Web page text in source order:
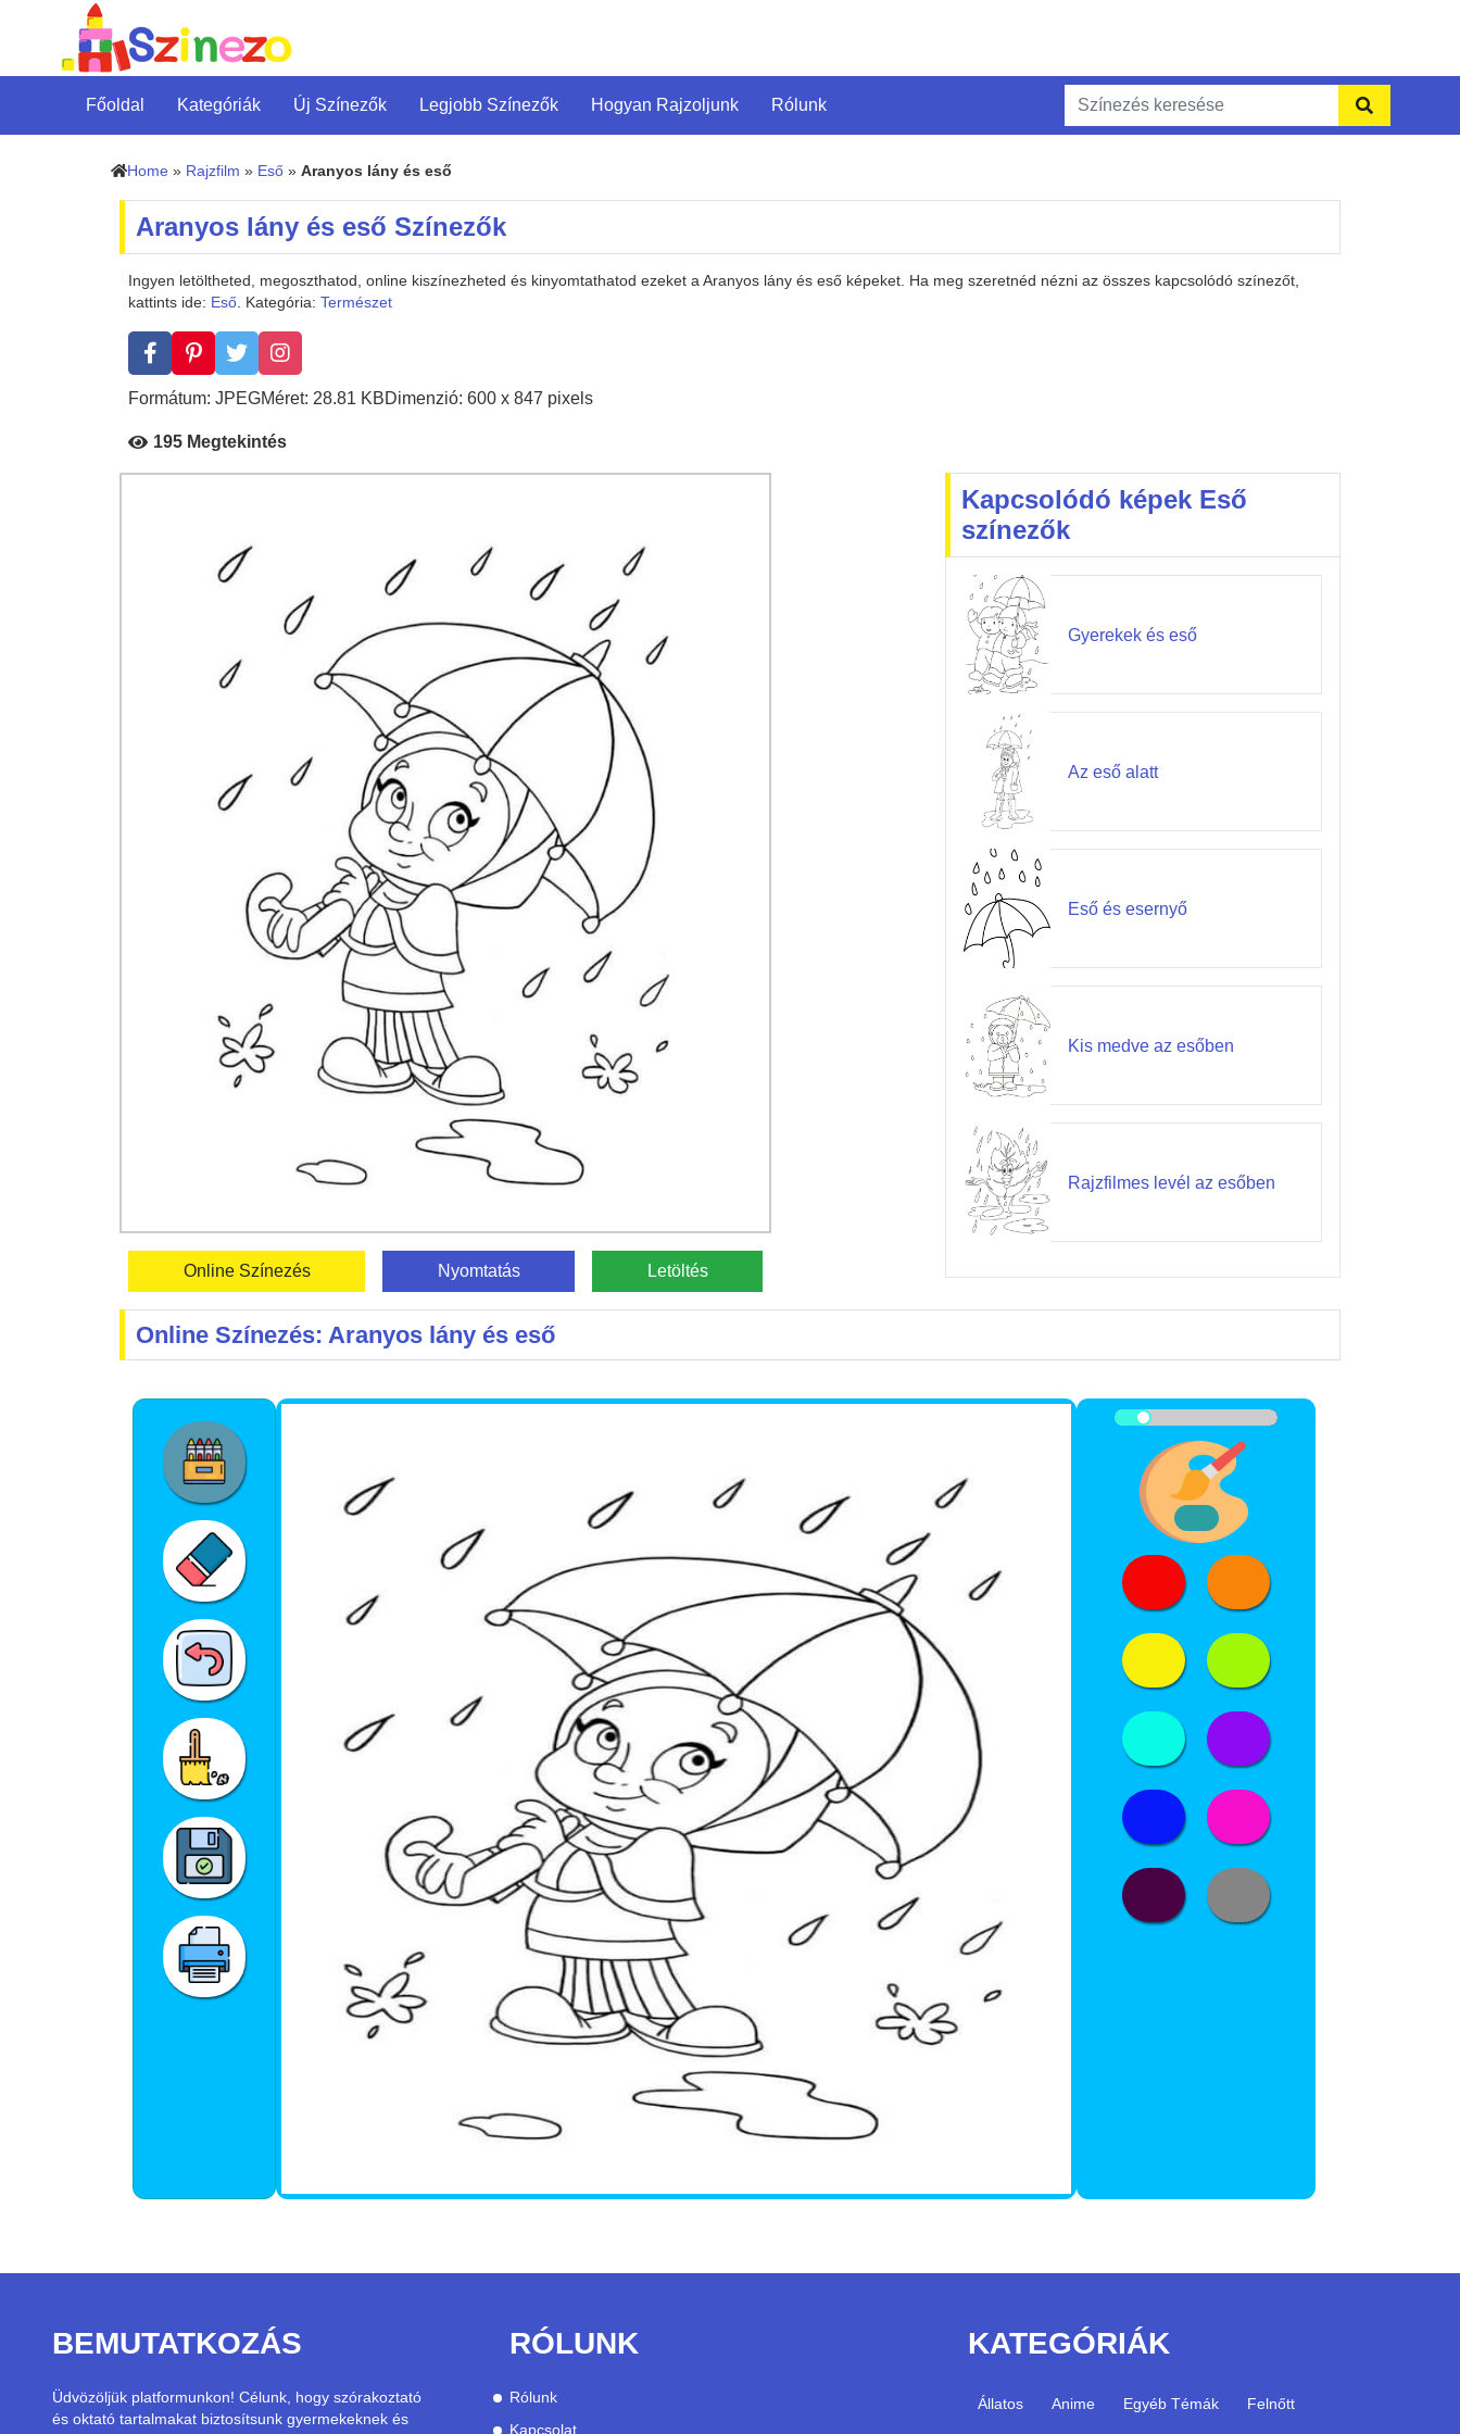
Főoldal Kategóriák Új Színezők Legjobb Színezők Hogyan Rajzoljunk Rólunk
Home » Rajzfilm » Eső » Aranyos lány és eső
Aranyos lány és eső Színezők
Ingyen letöltheted, megoszthatod, online kiszínezheted és kinyomtathatod ezeket a Aranyos lány és eső képeket. Ha meg szeretnéd nézni az összes kapcsolódó színezőt,
kattints ide: Eső. Kategória: Természet
Formátum: JPEGMéret: 28.81 KBDimenzió: 600 x 847 pixels
195 Megtekintés
Online Színezés Nyomtatás Letöltés
Kapcsolódó képek Eső
színezők
Gyerekek és eső
Az eső alatt
Eső és esernyő
Kis medve az esőben
Rajzfilmes levél az esőben
Online Színezés: Aranyos lány és eső
BEMUTATKOZÁS
Üdvözöljük platformunkon! Célunk, hogy szórakoztató
és oktató tartalmakat biztosítsunk gyermekeknek és
RÓLUNK
Rólunk
Kapcsolat
KATEGÓRIÁK
Állatos Anime Egyéb Témák Felnőtt